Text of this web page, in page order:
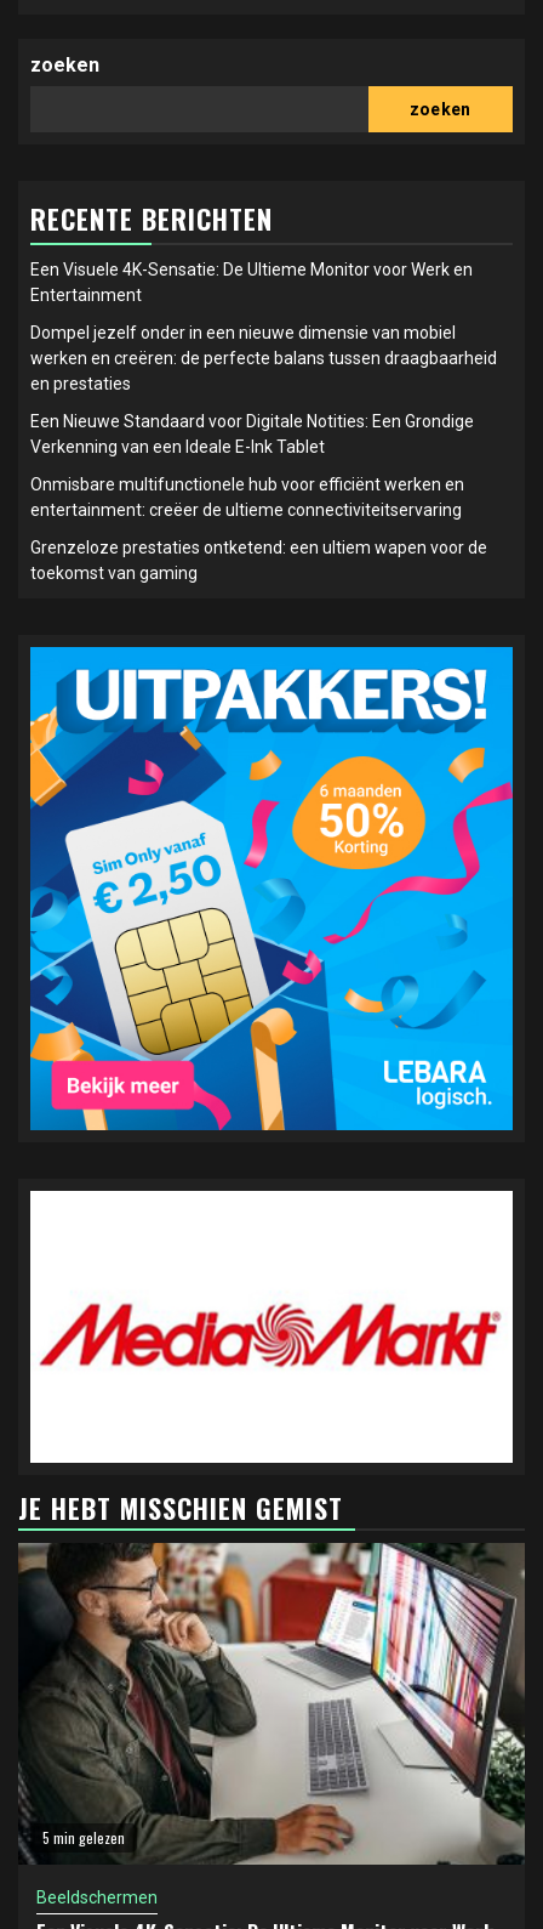
zoeken
zoeken
RECENTE BERICHTEN
Een Visuele 4K-Sensatie: De Ultieme Monitor voor Werk en
Entertainment
Dompel jezelf onder in een nieuwe dimensie van mobiel
werken en creëren: de perfecte balans tussen draagbaarheid
en prestaties
Een Nieuwe Standaard voor Digitale Notities: Een Grondige
Verkenning van een Ideale E-Ink Tablet
Onmisbare multifunctionele hub voor efficiënt werken en
entertainment: creëer de ultieme connectiviteitservaring
Grenzeloze prestaties ontketend: een ultiem wapen voor de
toekomst van gaming
JE HEBT MISSCHIEN GEMIST
5 min gelezen
Beeldschermen